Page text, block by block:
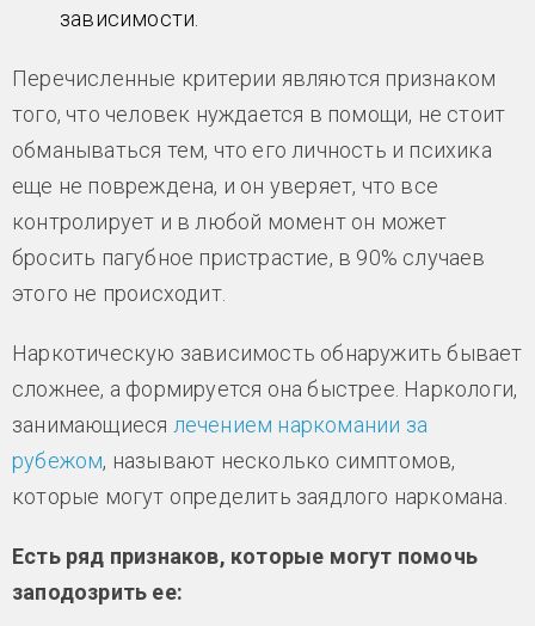
зависимости.
Перечисленные критерии являются признаком
того, что человек нуждается в помощи, не стоит
обманываться тем, что его личность и психика
еще не повреждена, и он уверяет, что все
контролирует и в любой момент он может
бросить пагубное пристрастие, в 90% случаев
этого не происходит.
Наркотическую зависимость обнаружить бывает
сложнее, а формируется она быстрее. Наркологи,
занимающиеся лечением наркомании за
рубежом, называют несколько симптомов,
которые могут определить заядлого наркомана.
Есть ряд признаков, которые могут помочь
заподозрить ее: